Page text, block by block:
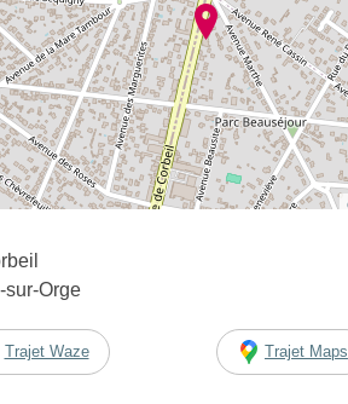
sur-Orge
Trajet Waze Trajet Maps